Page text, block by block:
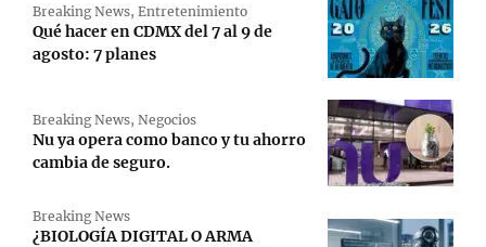
Breaking News, Entretenimiento
Qué hacer en CDMX del 7 al 9 de
agosto: 7 planes
Breaking News, Negocios
Nu ya opera como banco y tu ahorro
cambia de seguro.
Breaking News
¿BIOLOGÍA DIGITAL O ARMA